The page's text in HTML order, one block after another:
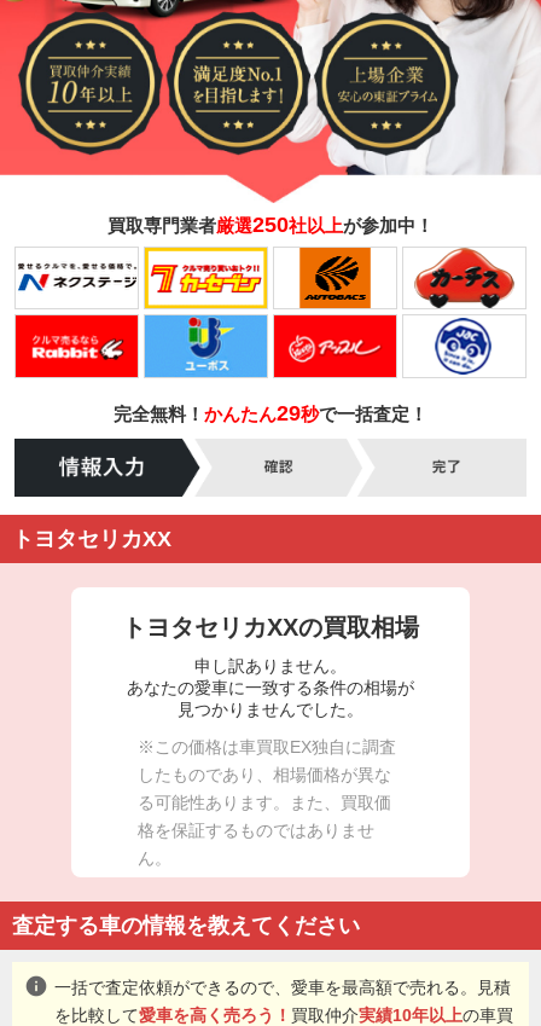
買取専門業者厳選250社以上が参加中！
完全無料！ かんたん29秒で一括査定！
トヨタセリカXX
トヨタセリカXXの買取相場
申し訳ありません。
あなたの愛車に一致する条件の相場が
見つかりませんでした。
※この価格は車買取EX独自に調査
したものであり、相場価格が異な
る可能性あります。また、買取価
格を保証するものではありませ
ん。
査定する車の情報を教えてください
info 一括で査定依頼ができるので、愛車を最高額で売れる。見積
を比較して愛車を高く売ろう！ 買取仲介実績10年以上の車買